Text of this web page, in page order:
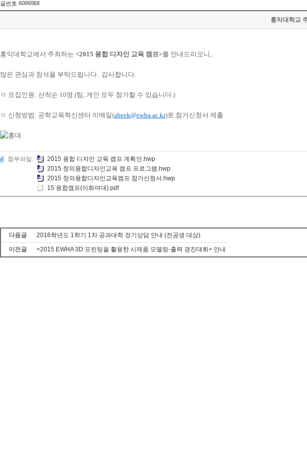
글번호 6086568
홍익대학교
홍익대학교에서 주최하는 <2015 융합 디자인 교육 캠프>를 안내드리오니,
많은 관심과 참석을 부탁드립니다. 감사합니다.
ㅇ 모집인원 : 선착순 10명 (팀 , 개인 모두 참가할 수 있습니다.)
ㅇ 신청방법 : 공학교육혁신센터 이메일(abeek@ewha.ac.kr)로 참가신청서 제출
첨부파일:
2015 융합 디자인 교육 캠프 계획안.hwp
2015 창의융합디자인교육 캠프 프로그램.hwp
2015 창의융합디자인교육캠프 참가신청서.hwp
15 융합캠프(이화여대).pdf
다음글
2016학년도 1학기 1차 공과대학 정기상담 안내 (전공생 대상)
이전글
<2015 EWHA 3D 프린팅을 활용한 시제품 모델링-출력 경진대회> 안내